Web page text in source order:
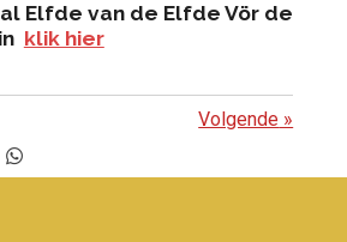
Elfde van de Elfde Vör de
klik hier
Volgende »
D
e